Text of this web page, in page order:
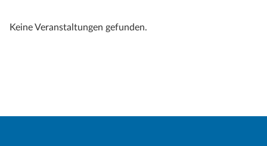
Keine Veranstaltungen gefunden.